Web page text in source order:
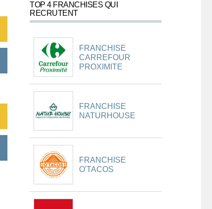
TOP 4 FRANCHISES QUI
RECRUTENT
FRANCHISE
CARREFOUR
PROXIMITE
FRANCHISE
NATURHOUSE
FRANCHISE
O'TACOS